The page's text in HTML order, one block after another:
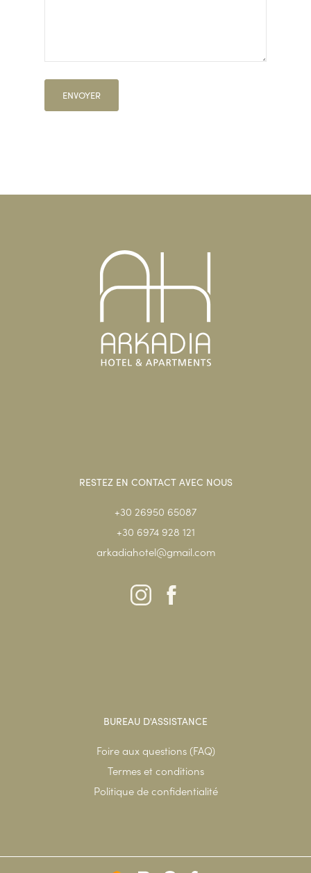
RESTEZ EN CONTACT AVEC NOUS
+30 26950 65087
+30 6974 928 121
arkadiahotel@gmail.com
BUREAU D'ASSISTANCE
Foire aux questions (FAQ)
Termes et conditions
Politique de confidentialité